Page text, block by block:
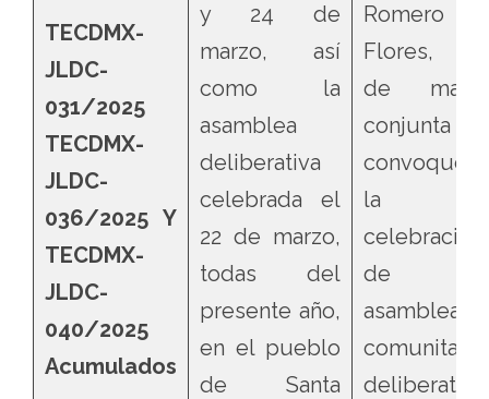
TECDMX-
JLDC-
031/2025
TECDMX-
JLDC-
036/2025 Y
TECDMX-
JLDC-
040/2025
Acumulados
y 24 de
marzo, así
como la
asamblea
deliberativa
celebrada el
22 de marzo,
todas del
presente año,
en el pueblo
de Santa
Romero
Flores,
de
conjunta
convoquen
la
celebración
de
asamblea
comunitaria
deliberativa